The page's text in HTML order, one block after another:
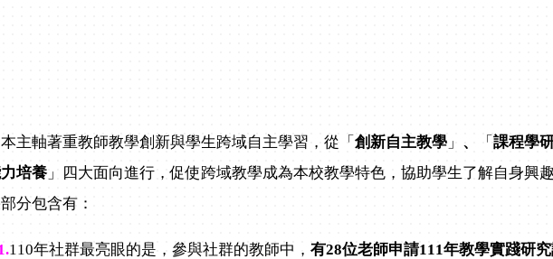
軸著重教師教學創新與學生跨域自主學習，從「創新自主教學 」 、 「課程學
培養 」四大面向進行，促使跨域教學成為本校教學特色，協助學生了解自身興
分包含有：
110年社群最亮眼的是，參與社群的教師中，有28位老師申請111年教學實踐研